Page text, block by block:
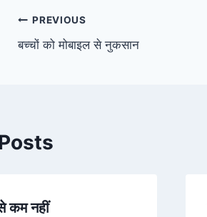
Post
navigation
PREVIOUS
बच्चों को मोबाइल से नुकसान
कम नहीं